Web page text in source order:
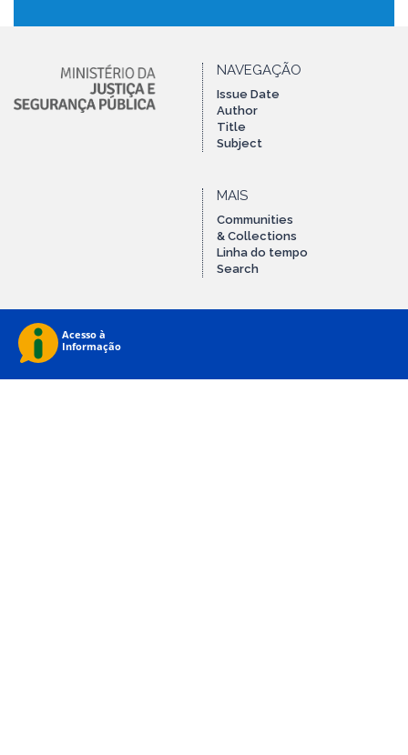
NAVEGAÇÃO
Issue Date
Author
Title
Subject
MAIS
Communities
& Collections
Linha do tempo
Search